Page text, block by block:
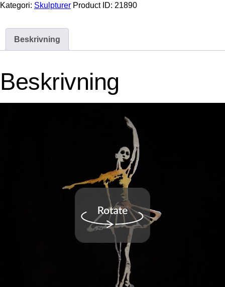
Kategori: Skulpturer Product ID: 21890
Beskrivning
Beskrivning